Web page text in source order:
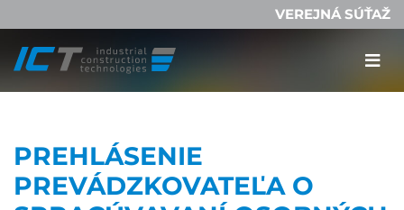
VEREJNÁ SÚŤAŽ
PREHLÁSENIE
PREVÁDZKOVATEĽA O